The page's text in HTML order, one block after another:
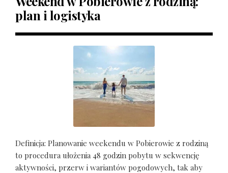
plan i logistyka
Definicja: Planowanie weekendu w Pobierowie z rodziną
to procedura ułożenia 48 godzin pobytu w sekwencję
aktywności, przerw i wariantów pogodowych, tak aby